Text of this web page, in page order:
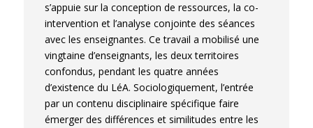
s’appuie sur la conception de ressources, la co-
intervention et l’analyse conjointe des séances
avec les enseignantes. Ce travail a mobilisé une
vingtaine d’enseignants, les deux territoires
confondus, pendant les quatre années
d’existence du LéA. Sociologiquement, l’entrée
par un contenu disciplinaire spécifique faire
émerger des différences et similitudes entre les